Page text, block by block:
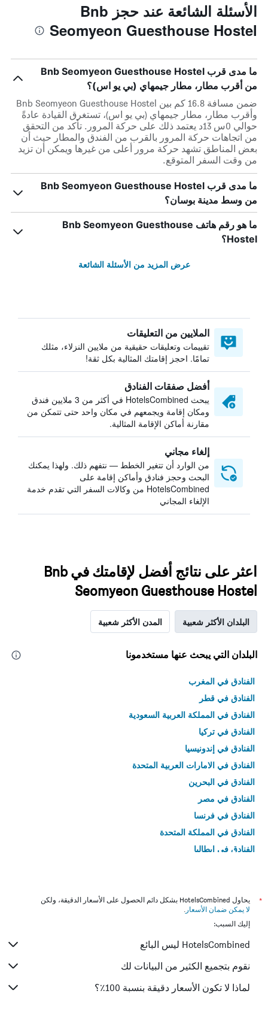
الأسئلة الشائعة عند حجز Bnb
Seomyeon Guesthouse Hostel
ما مدى قرب Bnb Seomyeon Guesthouse Hostel
من أقرب مطار، مطار جيمهاي (بي يو اس)؟
ضمن مسافة 16.8 كم بين Bnb Seomyeon Guesthouse Hostel
وأقرب مطار، مطار جيمهاي (بي يو اس)، تستغرق القيادة عادةً
حوالي 0س 13د يعتمد ذلك على حركة المرور. تأكد من التحقق
من اتجاهات حركة المرور بالقرب من الفندق والمطار حيث أن
بعض المناطق تشهد حركة مرور أعلى من غيرها ويمكن أن تزيد
من وقت السفر المتوقع.
ما مدى قرب Bnb Seomyeon Guesthouse Hostel
من وسط مدينة بوسان؟
ما هو رقم هاتف Bnb Seomyeon Guesthouse
Hostel؟
عرض المزيد من الأسئلة الشائعة
الملايين من التعليقات
تقييمات وتعليقات حقيقية من ملايين النزلاء، مثلك
تمامًا. احجز إقامتك المثالية بكل ثقة!
أفضل صفقات الفنادق
يبحث HotelsCombined في أكثر من 3 ملايين فندق
ومكان إقامة ويجمعهم في مكان واحد حتى تتمكن من
مقارنة أماكن الإقامة المثالية.
إلغاء مجاني
من الوارد أن تتغير الخطط — نتفهم ذلك. ولهذا يمكنك
البحث وحجز فنادق وأماكن إقامة على
HotelsCombined من وكالات السفر التي تقدم خدمة
الإلغاء المجاني
اعثر على نتائج أفضل لإقامتك في Bnb
Seomyeon Guesthouse Hostel
البلدان الأكثر شعبية المدن الأكثر شعبية
البلدان التي يبحث عنها مستخدمونا
الفنادق في المغرب
الفنادق في قطر
الفنادق في المملكة العربية السعودية
الفنادق في تركيا
الفنادق في إندونيسيا
الفنادق في الامارات العربية المتحدة
الفنادق في البحرين
الفنادق في مصر
الفنادق في فرنسا
الفنادق في المملكة المتحدة
الفنادق في إيطاليا
*
يحاول HotelsCombined بشكل دائم الحصول على الأسعار الدقيقة، ولكن
لا يمكن ضمان الأسعار .
إليك السبب:
HotelsCombined ليس البائع
نقوم بتجميع الكثير من البيانات لك
لماذا لا تكون الأسعار دقيقة بنسبة 100٪؟